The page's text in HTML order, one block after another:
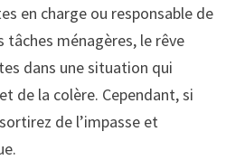
en charge ou responsable de
tâches ménagères, le rêve
dans une situation qui
de la colère. Cependant, si
de l’impasse et